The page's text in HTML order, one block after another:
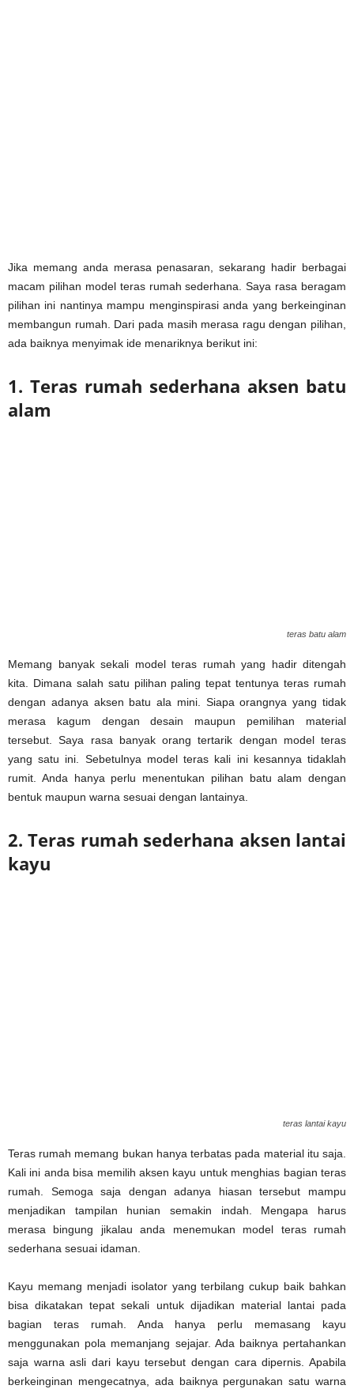
Jika memang anda merasa penasaran, sekarang hadir berbagai
macam pilihan model teras rumah sederhana. Saya rasa beragam
pilihan ini nantinya mampu menginspirasi anda yang berkeinginan
membangun rumah. Dari pada masih merasa ragu dengan pilihan,
ada baiknya menyimak ide menariknya berikut ini:
1. Teras rumah sederhana aksen batu
alam
teras batu alam
Memang banyak sekali model teras rumah yang hadir ditengah
kita. Dimana salah satu pilihan paling tepat tentunya teras rumah
dengan adanya aksen batu ala mini. Siapa orangnya yang tidak
merasa kagum dengan desain maupun pemilihan material
tersebut. Saya rasa banyak orang tertarik dengan model teras
yang satu ini. Sebetulnya model teras kali ini kesannya tidaklah
rumit. Anda hanya perlu menentukan pilihan batu alam dengan
bentuk maupun warna sesuai dengan lantainya.
2. Teras rumah sederhana aksen lantai
kayu
teras lantai kayu
Teras rumah memang bukan hanya terbatas pada material itu saja.
Kali ini anda bisa memilih aksen kayu untuk menghias bagian teras
rumah. Semoga saja dengan adanya hiasan tersebut mampu
menjadikan tampilan hunian semakin indah. Mengapa harus
merasa bingung jikalau anda menemukan model teras rumah
sederhana sesuai idaman.
Kayu memang menjadi isolator yang terbilang cukup baik bahkan
bisa dikatakan tepat sekali untuk dijadikan material lantai pada
bagian teras rumah. Anda hanya perlu memasang kayu
menggunakan pola memanjang sejajar. Ada baiknya pertahankan
saja warna asli dari kayu tersebut dengan cara dipernis. Apabila
berkeinginan mengecatnya, ada baiknya pergunakan satu warna